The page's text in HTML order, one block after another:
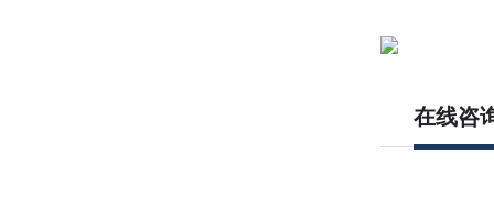
在线咨